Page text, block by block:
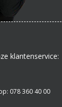
klantenservice:
078 360 40 00